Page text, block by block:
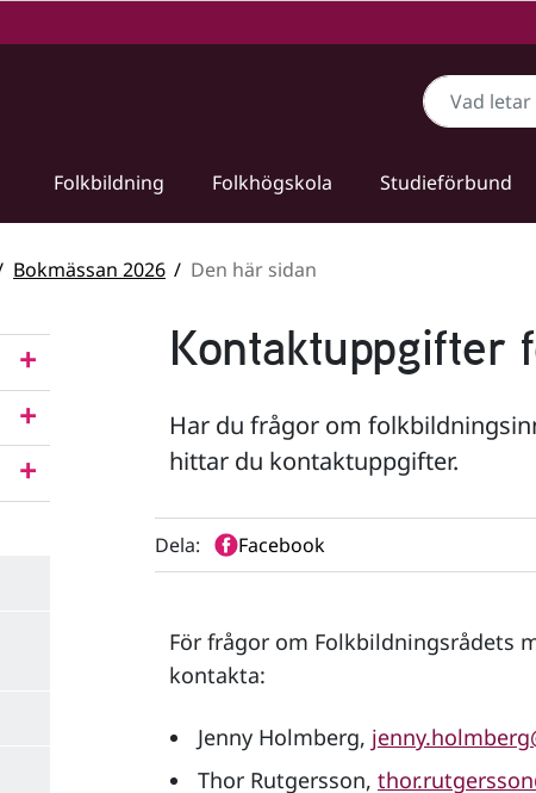
Sök
Folkbildning Folkhögskola Studieförbund
Bokmässan 2026 Den här sidan
Kontaktuppgifter
Har du frågor om
hittar du kontaktuppgifter.
Dela: Facebook
För frågor om Folkbildningsrådets
kontakta:
Jenny Holmberg,
Thor Rutgersson,